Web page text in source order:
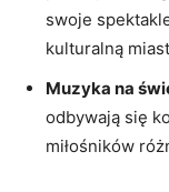
swoje
kulturalną
Muzyka na
odbywają się
miłośników